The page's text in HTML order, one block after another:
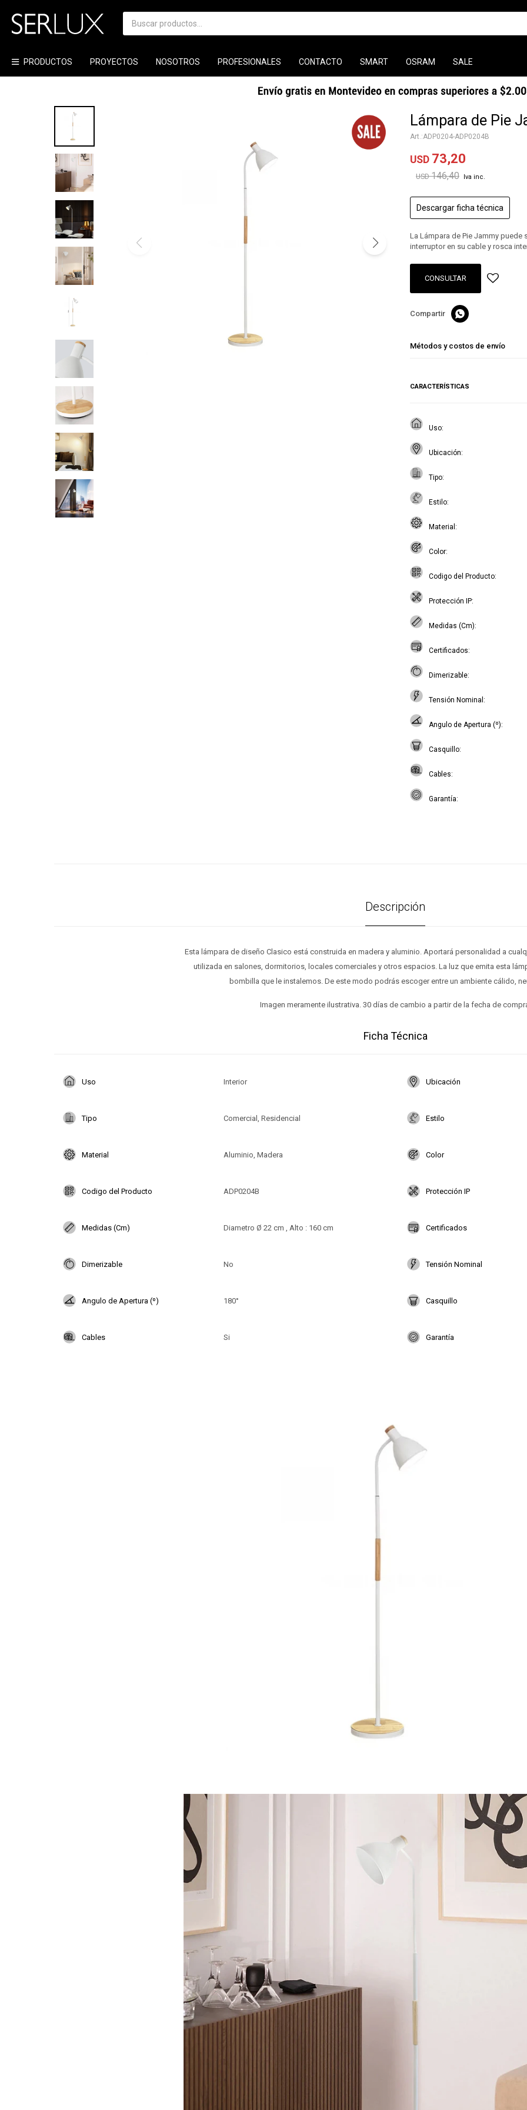
PRODUCTOS PROYECTOS NOSOTROS PROFESIONALES CONTACTO SMART OSRAM SALE
Lámpara de Pie
ADP0204-ADP0204B
USD 73,20
USD 146,40
Descargar ficha técnica
La Lámpara de Pie Jammy
interruptor en su cable y rosca
CONSULTAR

Métodos y costos de envío
CARACTERÍSTICAS
Uso
Ubicación
Tipo
Estilo
Material
Color
Codigo del Producto
Protección IP
Medidas (Cm)
Certificados
Dimerizable
Tensión Nominal
Angulo de Apertura (º)
Casquillo
Cables
Garantía
Descripción
Esta lámpara de diseño Clasico está construida en madera y aluminio. Aportará personalidad a
utilizada en salones, dormitorios, locales comerciales y otros espacios. La luz que emita esta
bombilla que le instalemos. De este modo podrás escoger entre un ambiente cálido,
Imagen meramente ilustrativa. 30 días de cambio a partir de la fecha de
Ficha Técnica
Uso Interior Ubicación
Tipo Comercial, Residencial Estilo
Material Aluminio, Madera Color
Codigo del Producto ADP0204B Protección IP
Medidas (Cm) Diametro Ø 22 cm , Alto : 160 cm Certificados
Dimerizable No Tensión Nominal
Angulo de Apertura (º) 180° Casquillo
Cables Si Garantía